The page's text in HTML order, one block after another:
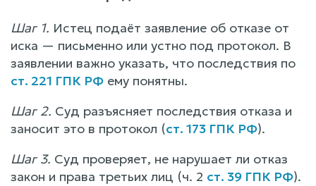
Шаг 1. Истец подаёт заявление об отказе от
иска — письменно или устно под протокол. В
заявлении важно указать, что последствия по
ст. 221 ГПК РФ ему понятны.
Шаг 2. Суд разъясняет последствия отказа и
заносит это в протокол (ст. 173 ГПК РФ).
Шаг 3. Суд проверяет, не нарушает ли отказ
закон и права третьих лиц (ч. 2 ст. 39 ГПК РФ).